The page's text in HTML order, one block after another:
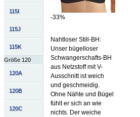
115I
115J
115K
Größe 120
120A
120B
120C
-33%
Nahtloser Still-BH:
Unser bügelloser
Schwangerschafts-BH
aus Netzstoff mit V-
Ausschnitt ist weich
und geschmeidig.
Ohne Nähte und Bügel
fühlt er sich an wie
nichts. Der weiche